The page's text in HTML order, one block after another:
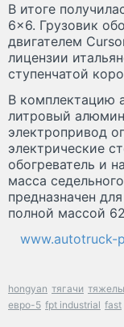
В итоге
6×6. Грузовик
двигателем
лицензии
ступенчатой
В комплектацию
литровый
электропривод
электрические
обогреватель и
масса
предназначен
полной массой
www.autotruck-
hongyan тягачи
евро-5 fpt industrial fast